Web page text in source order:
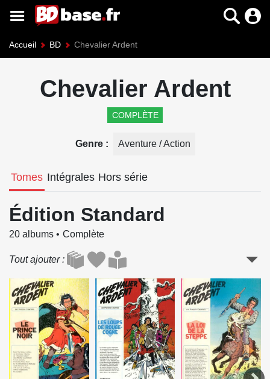
Accueil BD Chevalier Ardent
Chevalier Ardent
COMPLÈTE
Genre Aventure / Action
Tomes Intégrales Hors série
Édition Standard
20 albums Complète
Tout ajouter